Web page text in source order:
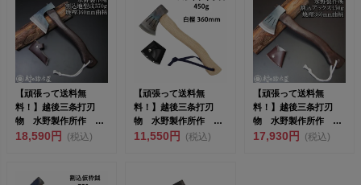
【頑張って送料無
料！】越後三条打刃
物 水野製作所作 焼
曲柄割込地型鉞（まさ
18,590円 (税込)
【頑張って送料無
料！】越後三条打刃
物 水野製作所作 ハ
ンドアックス450g 白
11,550円 (税込)
【頑張って送料無
料！】越後三条打刃
物 水野製作所作 焼
曲柄 割込アックス
17,930円 (税込)